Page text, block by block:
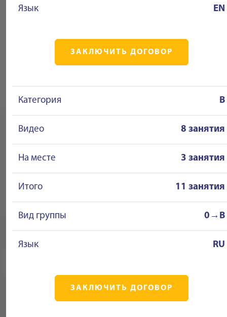
Язык EN
ЗАКЛЮЧИТЬ ДОГОВОР
Категория B
Видео 8 занятия
На месте 3 занятия
Итого 11 занятия
Вид группы 0→B
Язык RU
ЗАКЛЮЧИТЬ ДОГОВОР